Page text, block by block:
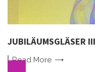
JUBILÄUMSGLÄSER
Read More